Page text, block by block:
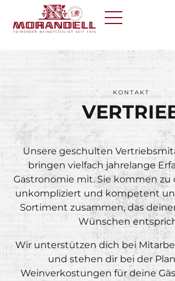
KONTAKT
Unsere geschulten
bringen vielfach jahrelange
Gastronomie mit. Sie kommen zu
unkompliziert und kompetent
Sortiment zusammen, das
Wünschen
Wir unterstützen dich bei
und stehen dir bei der
Weinverkostungen für deine